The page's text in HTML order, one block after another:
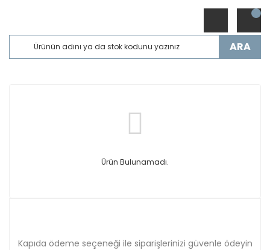
ARA
Ürün Bulunamadı.
Kapıda ödeme seçeneği ile siparişlerinizi güvenle ödeyin